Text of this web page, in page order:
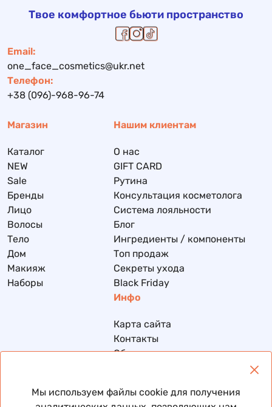
Твое комфортное бьюти пространство
Email:
one_face_cosmetics@ukr.net
Телефон:
+38 (096)-968-96-74
Магазин
Каталог
NEW
Sale
Бренды
Лицо
Волосы
Тело
Дом
Макияж
Наборы
Нашим клиентам
О нас
GIFT CARD
Рутина
Консультация косметолога
Система лояльности
Блог
Ингредиенты / компоненты
Топ продаж
Секреты ухода
Black Friday
Инфо
Карта сайта
Контакты
Обмен и возврат
Договор публичной оферты
Мы используем файлы cookie для получения